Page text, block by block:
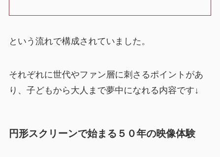
という流れで構成されていました。
それぞれに世代やファン層に刺さるポイントがあ
り、子どもから大人まで夢中になれる内容です↓
円形スクリーンで始まる５０年の映像体験